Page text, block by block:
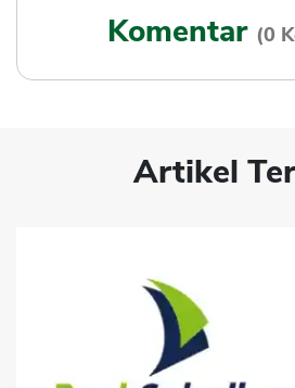
Komentar (0
Artikel